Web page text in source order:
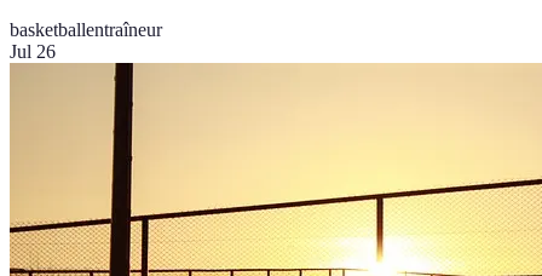
basketballentraîneur
Jul 26